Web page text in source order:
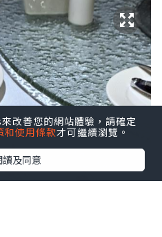
改善您的網站體驗，請確定
和使用條款才可繼續瀏覽。
及同意